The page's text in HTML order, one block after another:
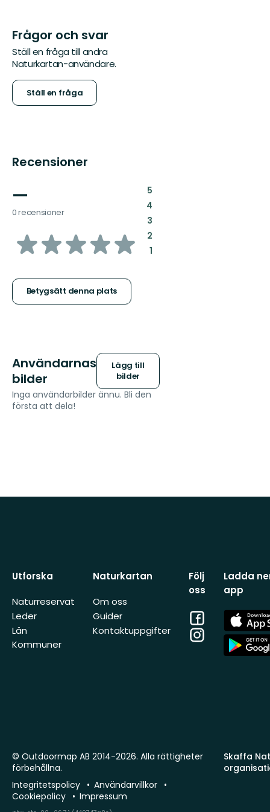
Frågor och svar
Ställ en fråga till andra
Naturkartan-användare.
Ställ en fråga
Recensioner
—
0 recensioner
av
stjärnor
Betygsätt denna plats
5:
4:
3:
2:
1:
Användarnas
bilder
Lägg till
bilder
Inga användarbilder ännu. Bli den
första att dela!
Utforska
Naturreservat
Leder
Län
Kommuner
Naturkartan
Om oss
Guider
Kontaktuppgifter
Följ
oss
Facebook
Instagram
Ladda
app
App
Store
App
Store
Skaffa
© Outdoormap AB 2014-2026. Alla rättigheter
förbehållna.
Integritetspolicy
Användarvillkor
Cookiepolicy
Impressum